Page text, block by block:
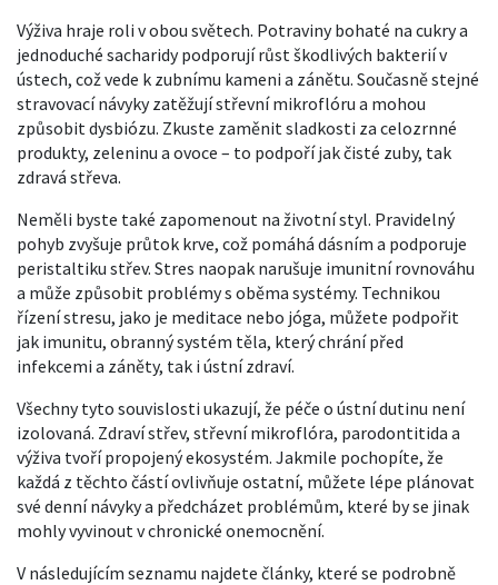
Výživa hraje roli v obou světech. Potraviny bohaté na cukry a
jednoduché sacharidy podporují růst škodlivých bakterií v
ústech, což vede k zubnímu kameni a zánětu. Současně stejné
stravovací návyky zatěžují střevní mikroflóru a mohou
způsobit dysbiózu. Zkuste zaměnit sladkosti za celozrnné
produkty, zeleninu a ovoce – to podpoří jak čisté zuby, tak
zdravá střeva.
Neměli byste také zapomenout na životní styl. Pravidelný
pohyb zvyšuje průtok krve, což pomáhá dásním a podporuje
peristaltiku střev. Stres naopak narušuje imunitní rovnováhu
a může způsobit problémy s oběma systémy. Technikou
řízení stresu, jako je meditace nebo jóga, můžete podpořit
jak imunitu, obranný systém těla, který chrání před
infekcemi a záněty, tak i ústní zdraví.
Všechny tyto souvislosti ukazují, že péče o ústní dutinu není
izolovaná. Zdraví střev, střevní mikroflóra, parodontitida a
výživa tvoří propojený ekosystém. Jakmile pochopíte, že
každá z těchto částí ovlivňuje ostatní, můžete lépe plánovat
své denní návyky a předcházet problémům, které by se jinak
mohly vyvinout v chronické onemocnění.
V následujícím seznamu najdete články, které se podrobně